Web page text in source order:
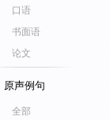
口语
书面语
论文
原声例句
全部